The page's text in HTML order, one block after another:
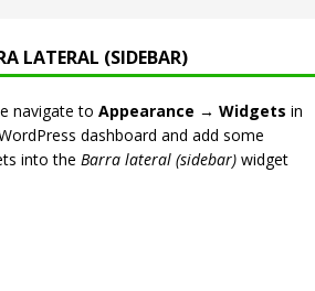
LATERAL (SIDEBAR)
navigate to Appearance → Widgets in
dashboard and add some
into the Barra lateral (sidebar)widget